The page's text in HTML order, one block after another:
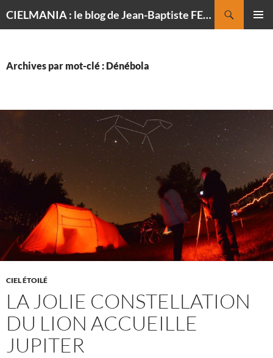
CIELMANIA : le blog de Jean-Baptiste FELDMANN, photographe du ciel
Archives par mot-clé : Dénébola
CIEL ÉTOILÉ
LA JOLIE CONSTELLATION
DU LION ACCUEILLE
JUPITER